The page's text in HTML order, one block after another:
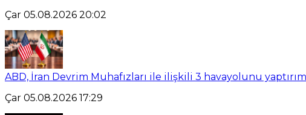
Çar 05.08.2026 20:02
ABD, İran Devrim Muhafızları ile ilişkili 3 havayolunu
Çar 05.08.2026 17:29